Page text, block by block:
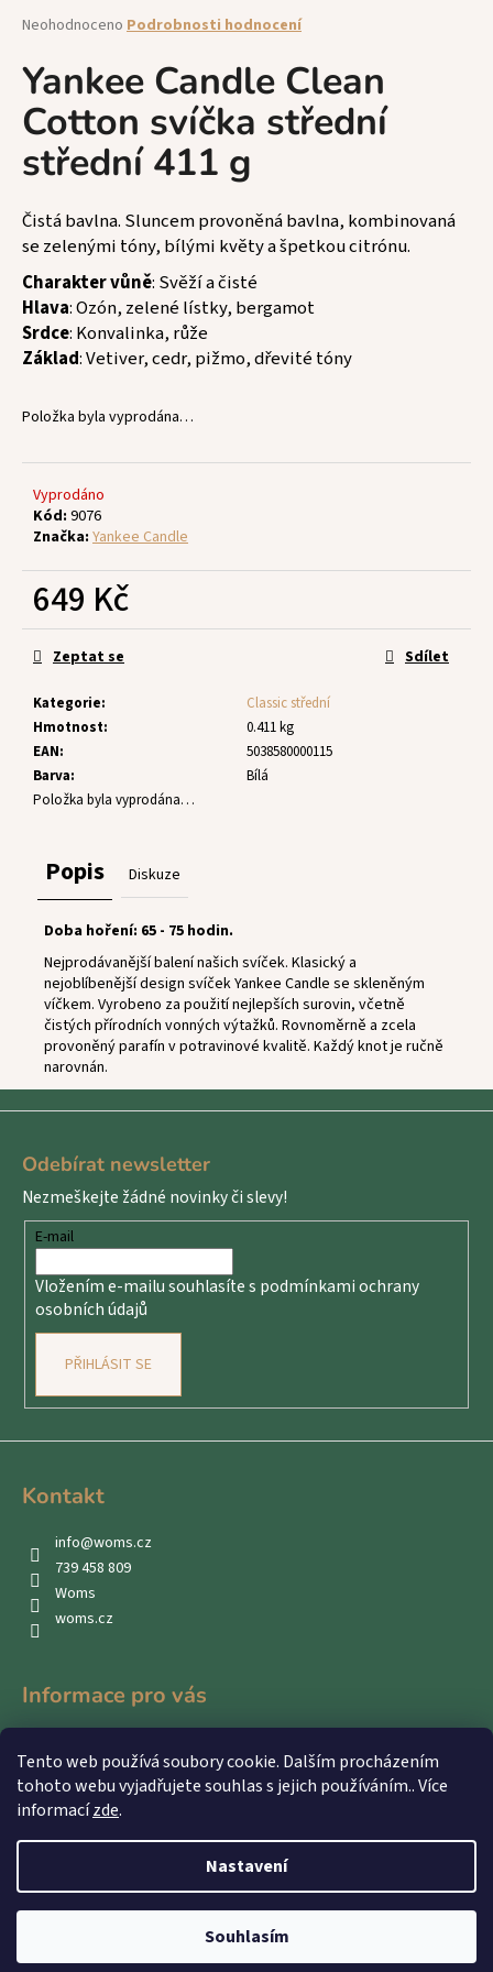
Tento web používá soubory cookie. Dalším procházením
tohoto webu vyjadřujete souhlas s jejich používáním.. Více
informacízde.
Nastavení
Souhlasím
Průměrné
produktu
je
0,0
z
hvězdiček.
Neohodnoceno Podrobnosti hodnocení
Yankee Candle Clean
Cotton svíčka střední
střední 411 g
Čistá bavlna. Sluncem provoněná bavlna, kombinovaná
se zelenými tóny, bílými květy a špetkou citrónu.
Charakter vůně: Svěží a čisté
Hlava: Ozón, zelené lístky, bergamot
Srdce: Konvalinka, růže
Základ: Vetiver, cedr, pižmo, dřevité tóny
Položka byla vyprodána…
Vyprodáno
Kód: 9076
Značka: Yankee Candle
649 Kč
Měrná
cena:
Kategorie:
Classic střední
Hmotnost:
0.411 kg
EAN:
5038580000115
Barva:
Bílá
Položka byla vyprodána…
Zeptat se Sdílet
Popis Diskuze
Doba hoření: 65 - 75 hodin.
Nejprodávanější balení našich svíček. Klasický a
nejoblíbenější design svíček Yankee Candle se skleněným
víčkem. Vyrobeno za použití nejlepších surovin, včetně
čistých přírodních vonných výtažků. Rovnoměrně a zcela
provoněný parafín v potravinové kvalitě. Každý knot je ručně
narovnán.
a
j
í
t
?
HLEDAT
D
o
u
u
e
m
Odebírat newsletter
Nezmeškejte žádné novinky či slevy!
E-mail
Vložením e-mailu souhlasíte s podmínkami ochrany
osobních údajů
PŘIHLÁSIT SE
Kontakt
info@woms.cz
739 458 809
Woms
woms.cz
Informace pro vás
Obchodní podmínky
Podmínky ochrany osobních údajů
Vytvořil Shoptet
WOMS. Všechna práva vyhrazena.